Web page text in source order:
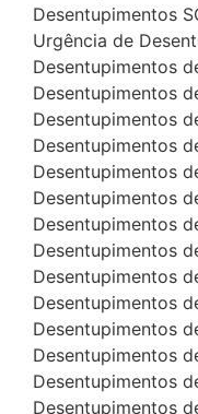
Desentupimentos
Urgência de
Desentupimentos
Desentupimentos
Desentupimentos
Desentupimentos
Desentupimentos
Desentupimentos
Desentupimentos
Desentupimentos
Desentupimentos
Desentupimentos
Desentupimentos
Desentupimentos
Desentupimentos
Desentupimentos